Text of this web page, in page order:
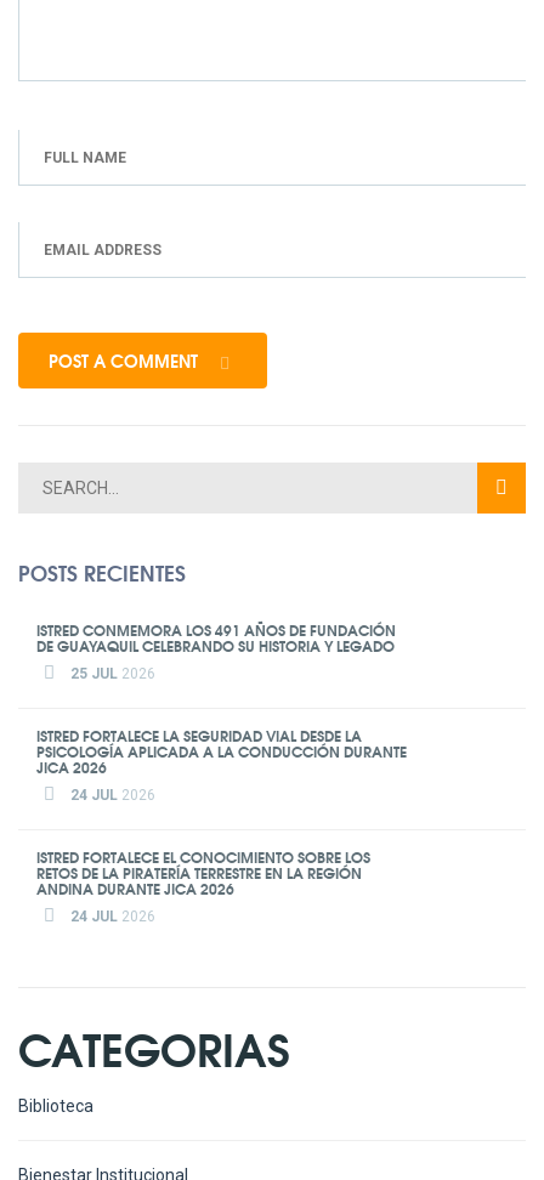
POST A COMMENT
POSTS RECIENTES
ISTRED CONMEMORA LOS 491 AÑOS DE FUNDACIÓN
DE GUAYAQUIL CELEBRANDO SU HISTORIA Y LEGADO
25 JUL 2026
ISTRED FORTALECE LA SEGURIDAD VIAL DESDE LA
PSICOLOGÍA APLICADA A LA CONDUCCIÓN DURANTE
JICA 2026
24 JUL 2026
ISTRED FORTALECE EL CONOCIMIENTO SOBRE LOS
RETOS DE LA PIRATERÍA TERRESTRE EN LA REGIÓN
ANDINA DURANTE JICA 2026
24 JUL 2026
CATEGORIAS
Biblioteca
Bienestar Institucional